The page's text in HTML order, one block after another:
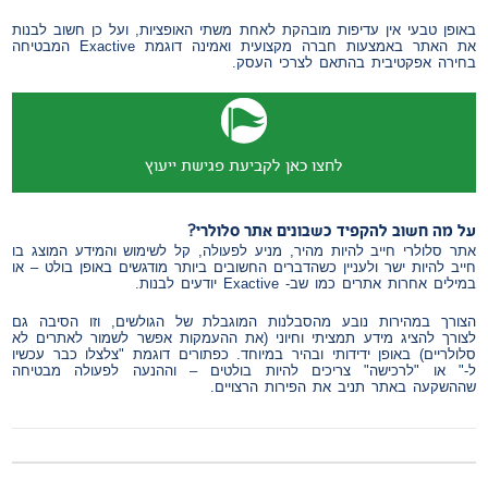
באופן טבעי אין עדיפות מובהקת לאחת משתי האופציות, ועל כן חשוב לבנות
את האתר באמצעות חברה מקצועית ואמינה דוגמת Exactive המבטיחה
בחירה אפקטיבית בהתאם לצרכי העסק.
לחצו כאן לקביעת פגישת ייעוץ
על מה חשוב להקפיד כשבונים אתר סלולרי?
אתר סלולרי חייב להיות מהיר, מניע לפעולה, קל לשימוש והמידע המוצג בו
חייב להיות ישר ולעניין כשהדברים החשובים ביותר מודגשים באופן בולט – או
במילים אחרות אתרים כמו שב- Exactive יודעים לבנות.
הצורך במהירות נובע מהסבלנות המוגבלת של הגולשים, וזו הסיבה גם
לצורך להציג מידע תמציתי וחיוני (את ההעמקות אפשר לשמור לאתרים לא
סלולריים) באופן ידידותי ובהיר במיוחד. כפתורים דוגמת "צלצלו כבר עכשיו
ל-" או "לרכישה" צריכים להיות בולטים – וההנעה לפעולה מבטיחה
שההשקעה באתר תניב את הפירות הרצויים.